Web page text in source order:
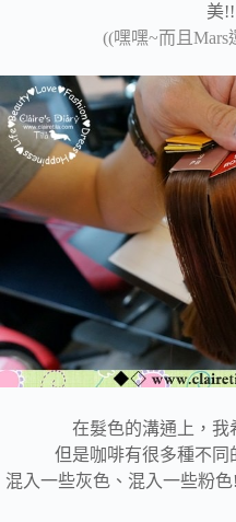
美!!
((嘿嘿~而且Mars
在髮色的溝通上，我
但是咖啡有很多種不同
混入一些灰色、混入一些粉